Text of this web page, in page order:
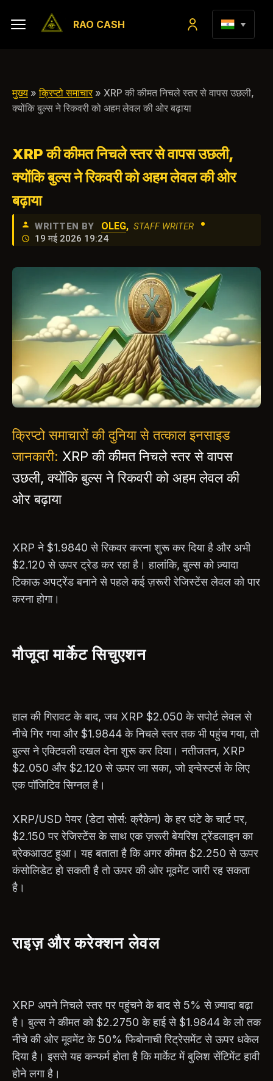
RAO CASH
मुख्य »क्रिप्टो समाचार» XRP की कीमत निचले स्तर से वापस उछली,
क्योंकि बुल्स ने रिकवरी को अहम लेवल की ओर बढ़ाया
XRP की कीमत निचले स्तर से वापस उछली,
क्योंकि बुल्स ने रिकवरी को अहम लेवल की ओर
बढ़ाया
WRITTEN BY OLEG, STAFF WRITER •
19 मई 2026 19:24
क्रिप्टो समाचारों की दुनिया से तत्काल इनसाइड
जानकारी: XRP की कीमत निचले स्तर से वापस
उछली, क्योंकि बुल्स ने रिकवरी को अहम लेवल की
ओर बढ़ाया
XRP ने $1.9840 से रिकवर करना शुरू कर दिया है और अभी
$2.120 से ऊपर ट्रेड कर रहा है। हालांकि, बुल्स को ज़्यादा
टिकाऊ अपट्रेंड बनाने से पहले कई ज़रूरी रेजिस्टेंस लेवल को पार
करना होगा।
मौजूदा मार्केट सिचुएशन
हाल की गिरावट के बाद, जब XRP $2.050 के सपोर्ट लेवल से
नीचे गिर गया और $1.9844 के निचले स्तर तक भी पहुंच गया, तो
बुल्स ने एक्टिवली दखल देना शुरू कर दिया। नतीजतन, XRP
$2.050 और $2.120 से ऊपर जा सका, जो इन्वेस्टर्स के लिए
एक पॉजिटिव सिग्नल है।
XRP/USD पेयर (डेटा सोर्स: क्रैकेन) के हर घंटे के चार्ट पर,
$2.150 पर रेजिस्टेंस के साथ एक ज़रूरी बेयरिश ट्रेंडलाइन का
ब्रेकआउट हुआ। यह बताता है कि अगर कीमत $2.250 से ऊपर
कंसोलिडेट हो सकती है तो ऊपर की ओर मूवमेंट जारी रह सकता
है।
राइज़ और करेक्शन लेवल
XRP अपने निचले स्तर पर पहुंचने के बाद से 5% से ज़्यादा बढ़ा
है। बुल्स ने कीमत को $2.2750 के हाई से $1.9844 के लो तक
नीचे की ओर मूवमेंट के 50% फिबोनाची रिट्रेसमेंट से ऊपर धकेल
दिया है। इससे यह कन्फर्म होता है कि मार्केट में बुलिश सेंटिमेंट हावी
होने लगा है।